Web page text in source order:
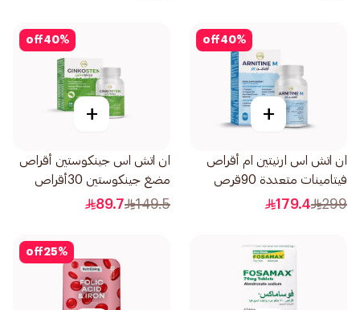
40%
off
+
ان اتش اس ارنيتين ام أقراص
فيتامينات متعددة 90قرص
299
179.4
40%
off
+
ان اتش اس جينكوستين أقراص
مضغ جينكوستين 30أقراص
149.5
89.7
25%
off